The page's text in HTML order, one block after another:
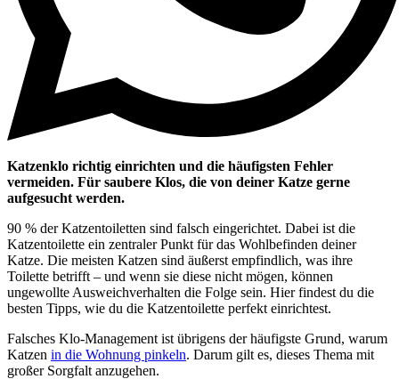
Katzenklo richtig einrichten und die häufigsten Fehler
vermeiden. Für saubere Klos, die von deiner Katze gerne
aufgesucht werden.
90 % der Katzentoiletten sind falsch eingerichtet. Dabei ist die
Katzentoilette ein zentraler Punkt für das Wohlbefinden deiner
Katze. Die meisten Katzen sind äußerst empfindlich, was ihre
Toilette betrifft – und wenn sie diese nicht mögen, können
ungewollte Ausweichverhalten die Folge sein. Hier findest du die
besten Tipps, wie du die Katzentoilette perfekt einrichtest.
Falsches Klo-Management ist übrigens der häufigste Grund, warum
Katzen in die Wohnung pinkeln. Darum gilt es, dieses Thema mit
großer Sorgfalt anzugehen.